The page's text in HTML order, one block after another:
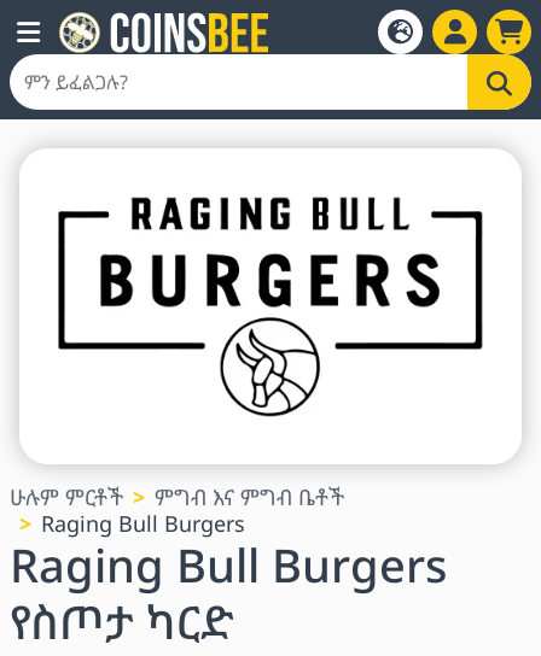
ሁሉም ምርቶች
ምግብ እና ምግብ ቤቶች
Raging Bull Burgers
Raging Bull Burgers
የስጦታ ካርድ